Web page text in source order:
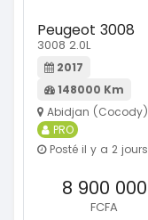
Peugeot 3008
3008 2.0L
2017
148000 Km
Abidjan (Cocody)
PRO
Posté il y a 2 jours
8 900 000
FCFA